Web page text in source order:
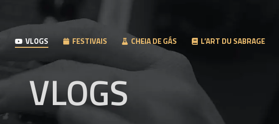
VLOGS FESTIVAIS CHEIA DE GÁS L’ART DU SABRAGE
VLOGS